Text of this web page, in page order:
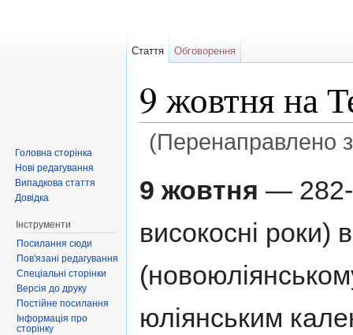
9 жовтня на
(Перенаправлено
9 жовтня — 282-
високосні роки)
юліянським
Стаття Обговорення
Головна сторінка
Нові редагування
Випадкова стаття
Довідка
Інструменти
Посилання сюди
Пов'язані редагування
Спеціальні сторінки
Версія до друку
Постійне посилання
Інформація про
сторінку